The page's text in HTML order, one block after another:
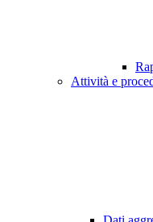
Attività e